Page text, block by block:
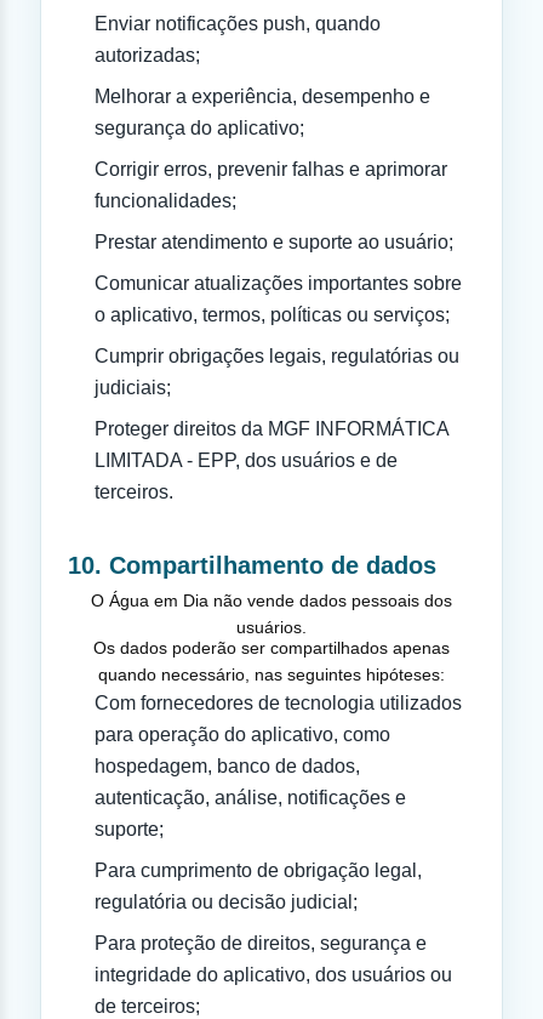
Enviar notificações push, quando
autorizadas;
Melhorar a experiência, desempenho e
segurança do aplicativo;
Corrigir erros, prevenir falhas e aprimorar
funcionalidades;
Prestar atendimento e suporte ao usuário;
Comunicar atualizações importantes sobre
o aplicativo, termos, políticas ou serviços;
Cumprir obrigações legais, regulatórias ou
judiciais;
Proteger direitos da MGF INFORMÁTICA
LIMITADA - EPP, dos usuários e de
terceiros.
10. Compartilhamento de dados
O Água em Dia não vende dados pessoais dos
usuários.
Os dados poderão ser compartilhados apenas
quando necessário, nas seguintes hipóteses:
Com fornecedores de tecnologia utilizados
para operação do aplicativo, como
hospedagem, banco de dados,
autenticação, análise, notificações e
suporte;
Para cumprimento de obrigação legal,
regulatória ou decisão judicial;
Para proteção de direitos, segurança e
integridade do aplicativo, dos usuários ou
de terceiros;